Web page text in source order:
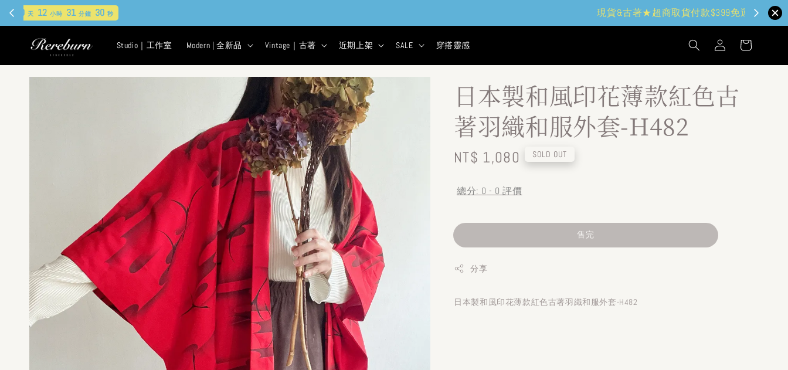
Studio｜工作室 Modern | 全新品 Vintage｜古著 近期上架 SALE 穿搭靈感
日本製和風印花薄款紅色古
著羽織和服外套-H482
Regular
NT$ 1,080 SOLD OUT
總分: 0 - 0 評價
售完
分享
日本製和風印花薄款紅色古著羽織和服外套-H482